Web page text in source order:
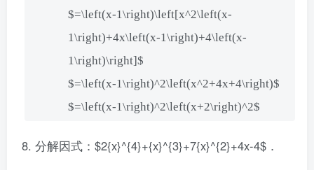
$=\left(x-1\right)\left[x^2\left(x-
1\right)+4x\left(x-1\right)+4\left(x-
1\right)\right]$
$=\left(x-1\right)^2\left(x^2+4x+4\right)$
$=\left(x-1\right)^2\left(x+2\right)^2$
分解因式：$2{x}^{4}+{x}^{3}+7{x}^{2}+4x-4$．